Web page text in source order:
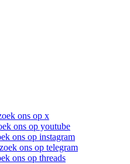
ons op x
ons op youtube
ons op instagram
ons op telegram
ons op threads